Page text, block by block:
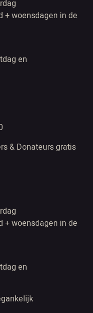
+ woensdagen in de
en
& Donateurs gratis
+ woensdagen in de
en